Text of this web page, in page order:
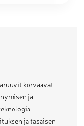
korvaavat
ja
ja tasaisen